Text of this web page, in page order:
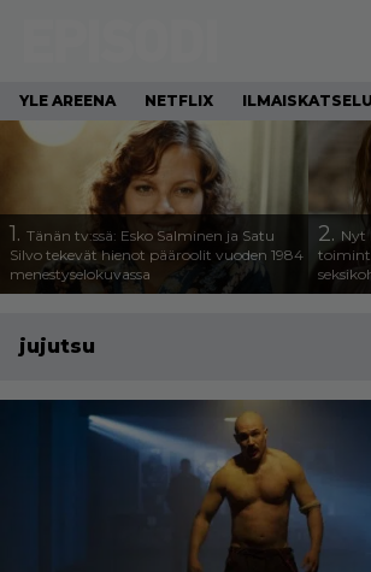
YLE AREENA NETFLIX
1. Tänän tv:ssä: Esko Salminen ja Satu
Silvo tekevät hienot pääroolit vuoden 1984
menestyselokuvassa
2. Nyt
jujutsu